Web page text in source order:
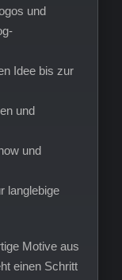
und
Idee bis zur
und
und
langlebige
Motive aus
einen Schritt